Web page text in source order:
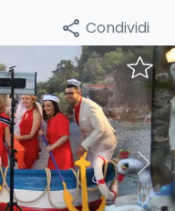
share Condividi
Next